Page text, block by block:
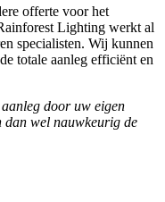
offerte voor het
Lighting werkt al
specialisten. Wij kunnen
totale aanleg efficiënt en
door uw eigen
dan wel nauwkeurig de